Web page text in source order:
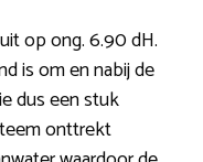
op ong. 6.90 dH.
is om en nabij de
dus een stuk
onttrekt